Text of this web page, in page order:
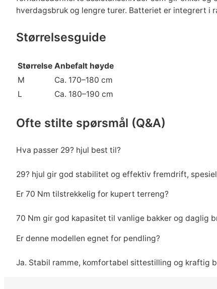
hverdagsbruk og lengre turer. Batteriet er integrert i
Størrelsesguide
Størrelse Anbefalt høyde
M
Ca. 170–180 cm
L
Ca. 180–190 cm
Ofte stilte spørsmål (Q&A)
Hva passer 29? hjul best til?
29? hjul gir god stabilitet og effektiv fremdrift,
Er 70 Nm tilstrekkelig for kupert terreng?
70 Nm gir god kapasitet til vanlige bakker og daglig
Er denne modellen egnet for pendling?
Ja. Stabil ramme, komfortabel sittestilling og kraftig